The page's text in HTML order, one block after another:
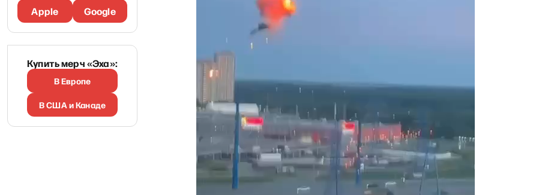
Apple
Google
Купить мерч «Эха»:
В Европе
В США и Канаде